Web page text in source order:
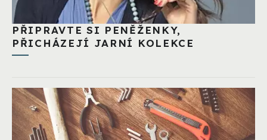
PŘIPRAVTE SI PENĚŽENKY,
PŘICHÁZEJÍ JARNÍ KOLEKCE